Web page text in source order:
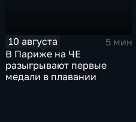
10 августа
5 мин
В Париже на ЧЕ
разыгрывают первые
медали в плавании